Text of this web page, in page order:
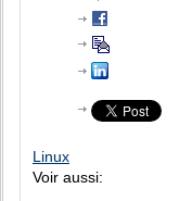
Linux
Voir aussi: